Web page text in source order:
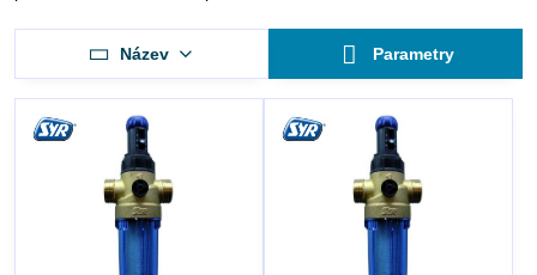
Název Parametry